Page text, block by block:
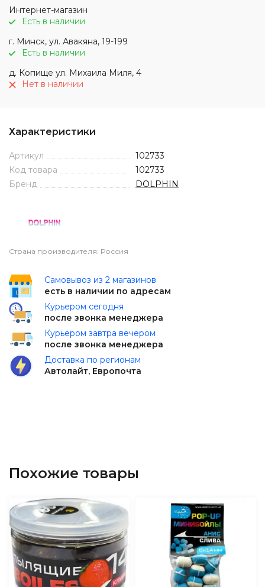
Интернет-магазин
Есть в наличии
г. Минск, ул. Авакяна, 19-199
Есть в наличии
д. Копище ул. Михаила Миля, 4
Нет в наличии
Характеристики
Артикул
102733
Код товара
102733
Бренд
DOLPHIN
Страна производителя: Россия
Самовывоз из 2 магазинов
есть в наличии по адресам
Курьером сегодня
после звонка менеджера
Курьером завтра вечером
после звонка менеджера
Доставка по регионам
Автолайт, Европочта
Похожие товары